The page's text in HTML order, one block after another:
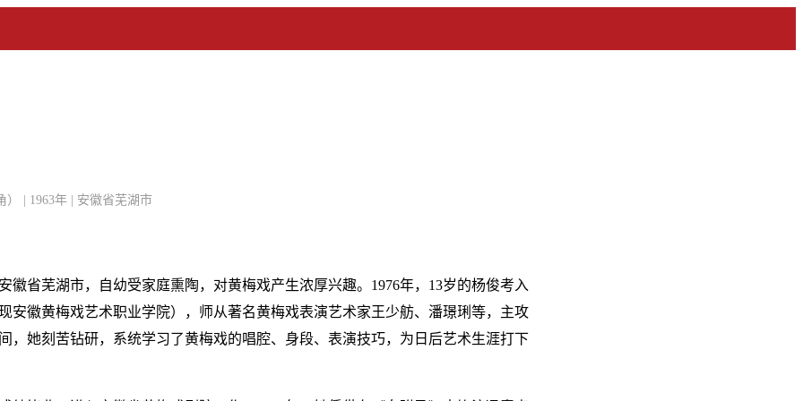
） | 1963年 | 安徽省芜湖市
徽省芜湖市，自幼受家庭熏陶，对黄梅戏产生浓厚兴趣。1976年，13岁的杨俊考入
安徽黄梅戏艺术职业学院），师从著名黄梅戏表演艺术家王少舫、潘璟琍等，主攻
，她刻苦钻研，系统学习了黄梅戏的唱腔、身段、表演技巧，为日后艺术生涯打下